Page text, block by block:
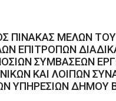
ΠΙΝΑΚΑΣ ΜΕΛΩΝ ΤΟΥ
ΕΠΙΤΡΟΠΩΝ
ΣΥΜΒΑΣΕΩΝ
ΚΑΙ ΛΟΙΠΩΝ
ΥΠΗΡΕΣΙΩΝ ΔΗΜΟΥ